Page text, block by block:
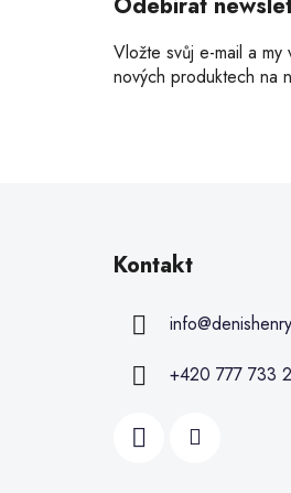
Vložte svůj e-mail a
nových produktech na
Kontakt
info@
+420 777 733